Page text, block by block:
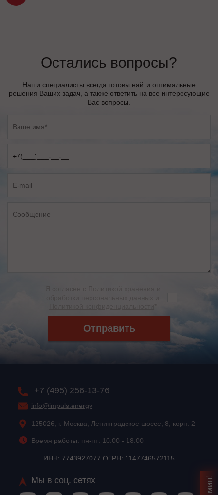
Остались вопросы?
Наши специалисты всегда готовы найти оптимальные
решения Ваших задач, а также ответить на все интересующие
Вас вопросы.
Отправить
+7 (495) 256-13-76
info@impuls.energy
125026, г. Москва, Ленинградское шоссе, 8, корп. 2
Время работы: пн-пт: 10:00 - 18:00
ИНН: 7743927077 ОГРН: 1147746572115
Мы в соц. сетях